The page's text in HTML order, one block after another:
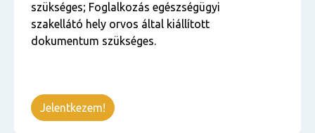
szükséges; Foglalkozás egészségügyi
szakellátó hely orvos által kiállított
dokumentum szükséges.
Jelentkezem!